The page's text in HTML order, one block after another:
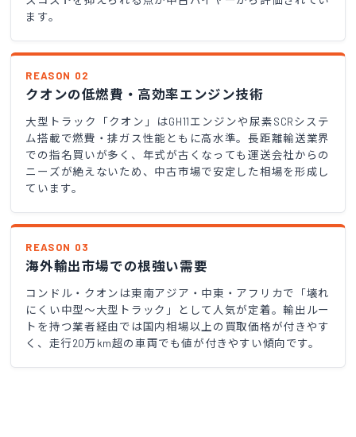
ます。
REASON 02
クオンの低燃費・高効率エンジン技術
大型トラック「クオン」はGH11エンジンや尿素SCRシステ
ム搭載で燃費・排ガス性能ともに高水準。長距離輸送業界
での指名買いが多く、年式が古くなっても運送会社からの
ニーズが絶えないため、中古市場で安定した相場を形成し
ています。
REASON 03
海外輸出市場での根強い需要
コンドル・クオンは東南アジア・中東・アフリカで「壊れ
にくい中型〜大型トラック」として人気が定着。輸出ルー
トを持つ業者経由では国内相場以上の買取価格が付きやす
く、走行20万km超の車両でも値が付きやすい傾向です。